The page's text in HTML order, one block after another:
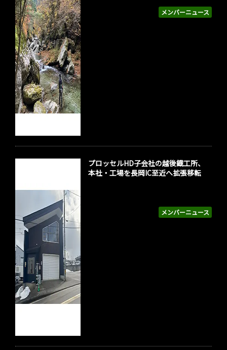
メンバーニュース
メンバーニュース
プロッセルHD子会社の越後鐡工所、
本社・工場を長岡IC至近へ拡張移転